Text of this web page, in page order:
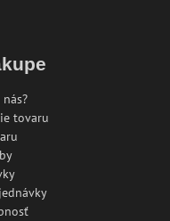
tovaru